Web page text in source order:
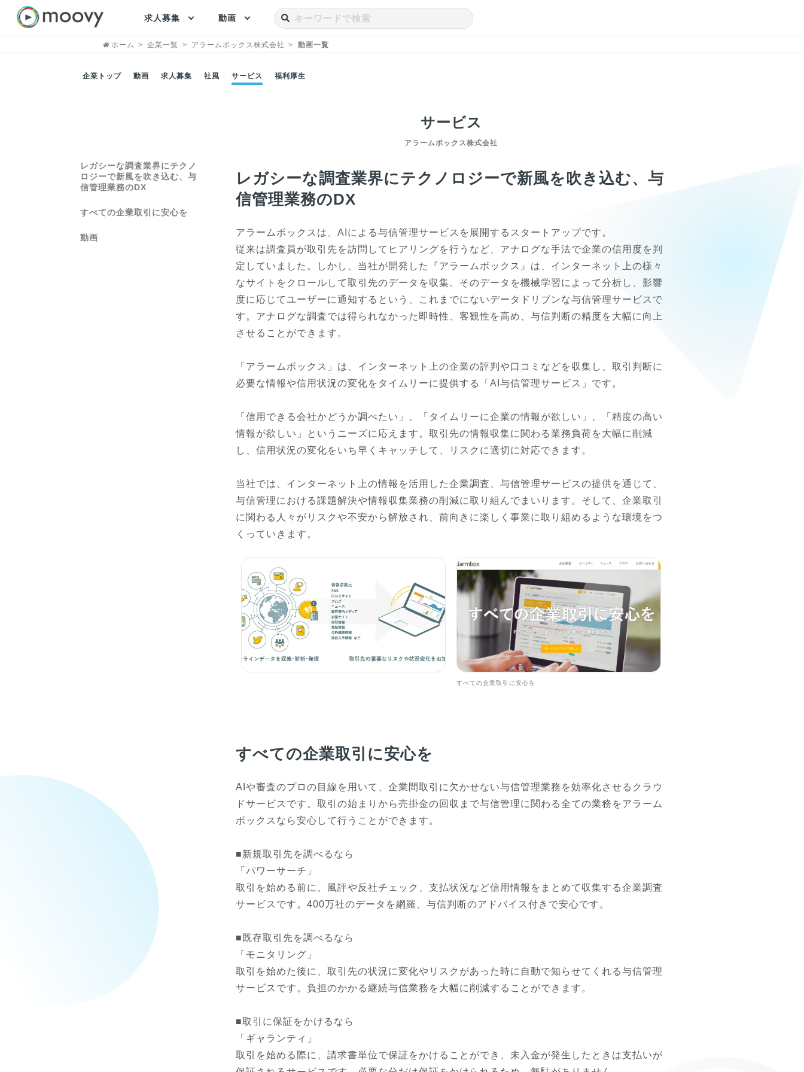
求人募集 動画
ホーム 企業一覧 アラームボックス株式会社 動画一覧
企業トップ 動画 求人募集 社風 サービス 福利厚生
レガシーな調査業界にテクノ
ロジーで新風を吹き込む、与
信管理業務のDX
すべての企業取引に安心を
動画
サービス
アラームボックス株式会社
レガシーな調査業界にテクノロジーで新風を吹き込む、与
信管理業務のDX
アラームボックスは、AIによる与信管理サービスを展開するスタートアップです。
従来は調査員が取引先を訪問してヒアリングを行うなど、アナログな手法で企業の信用度を判
定していました。しかし、当社が開発した『アラームボックス』は、インターネット上の様々
なサイトをクロールして取引先のデータを収集。そのデータを機械学習によって分析し、影響
度に応じてユーザーに通知するという、これまでにないデータドリブンな与信管理サービスで
す。アナログな調査では得られなかった即時性、客観性を高め、与信判断の精度を大幅に向上
させることができます。
「アラームボックス」は、インターネット上の企業の評判や口コミなどを収集し、取引判断に
必要な情報や信用状況の変化をタイムリーに提供する「AI与信管理サービス」です。
「信用できる会社かどうか調べたい」、「タイムリーに企業の情報が欲しい」、「精度の高い
情報が欲しい」というニーズに応えます。取引先の情報収集に関わる業務負荷を大幅に削減
し、信用状況の変化をいち早くキャッチして、リスクに適切に対応できます。
当社では、インターネット上の情報を活用した企業調査、与信管理サービスの提供を通じて、
与信管理における課題解決や情報収集業務の削減に取り組んでまいります。そして、企業取引
に関わる人々がリスクや不安から解放され、前向きに楽しく事業に取り組めるような環境をつ
くっていきます。
すべての企業取引に安心を
すべての企業取引に安心を
AIや審査のプロの目線を用いて、企業間取引に欠かせない与信管理業務を効率化させるクラウ
ドサービスです。取引の始まりから売掛金の回収まで与信管理に関わる全ての業務をアラーム
ボックスなら安心して行うことができます。
■新規取引先を調べるなら
「パワーサーチ」
取引を始める前に、風評や反社チェック、支払状況など信用情報をまとめて収集する企業調査
サービスです。400万社のデータを網羅、与信判断のアドバイス付きで安心です。
■既存取引先を調べるなら
「モニタリング」
取引を始めた後に、取引先の状況に変化やリスクがあった時に自動で知らせてくれる与信管理
サービスです。負担のかかる継続与信業務を大幅に削減することができます。
■取引に保証をかけるなら
「ギャランティ」
取引を始める際に、請求書単位で保証をかけることができ、未入金が発生したときは支払いが